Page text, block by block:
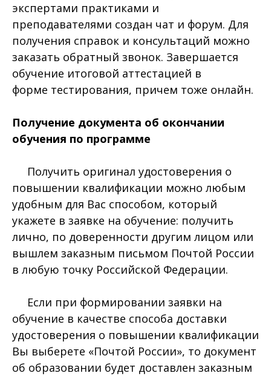
экспертами практиками и
преподавателями создан чат и форум. Для
получения справок и консультаций можно
заказать обратный звонок. Завершается
обучение итоговой аттестацией в
форме тестирования, причем тоже онлайн.
Получение документа об окончании
обучения по программе
Получить оригинал удостоверения о
повышении квалификации можно любым
удобным для Вас способом, который
укажете в заявке на обучение: получить
лично, по доверенности другим лицом или
вышлем заказным письмом Почтой России
в любую точку Российской Федерации.
Если при формировании заявки на
обучение в качестве способа доставки
удостоверения о повышении квалификации
Вы выберете «Почтой России», то документ
об образовании будет доставлен заказным